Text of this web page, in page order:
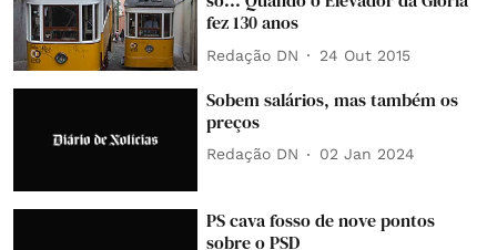
fez 130 anos
Redação DN 24 Out 2015
Sobem salários, mas também os
preços
Redação DN 02 Jan 2024
PS cava fosso de nove pontos
sobre o PSD